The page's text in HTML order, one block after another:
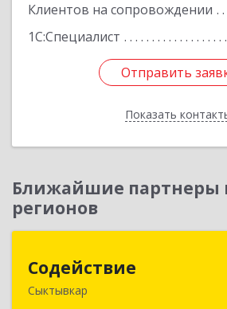
Клиентов на сопровождении
1С:Специалист
Отправить
Показать
Отправить
Назад
Ближайшие партнеры
регионов
Содействие
Сыктывкар
167004, Коми Респ, Сыктывкар